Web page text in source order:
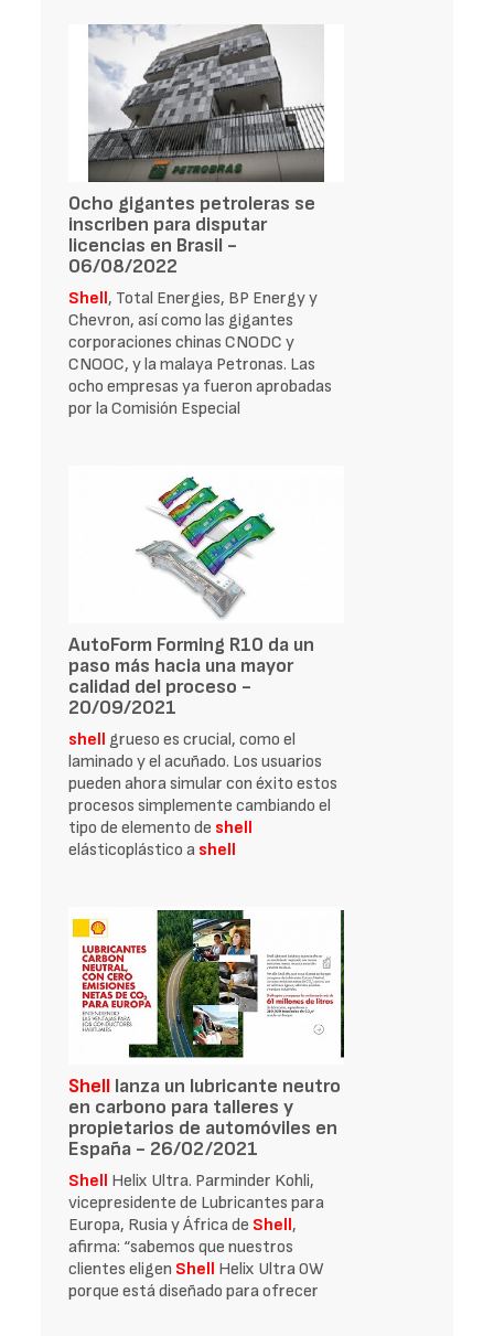
Ocho gigantes petroleras se
inscriben para disputar
licencias en Brasil -
06/08/2022
Shell, Total Energies, BP Energy y
Chevron, así como las gigantes
corporaciones chinas CNODC y
CNOOC, y la malaya Petronas. Las
ocho empresas ya fueron aprobadas
por la Comisión Especial
AutoForm Forming R10 da un
paso más hacia una mayor
calidad del proceso -
20/09/2021
shell grueso es crucial, como el
laminado y el acuñado. Los usuarios
pueden ahora simular con éxito estos
procesos simplemente cambiando el
tipo de elemento de shell
elásticoplástico a shell
Shell lanza un lubricante neutro
en carbono para talleres y
propietarios de automóviles en
España - 26/02/2021
Shell Helix Ultra. Parminder Kohli,
vicepresidente de Lubricantes para
Europa, Rusia y África de Shell,
afirma: “sabemos que nuestros
clientes eligen Shell Helix Ultra 0W
porque está diseñado para ofrecer